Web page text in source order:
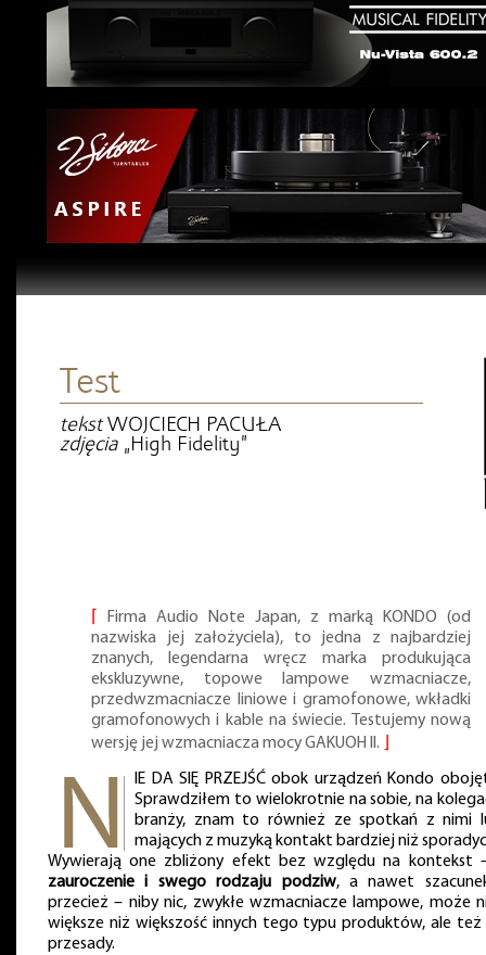
Test
tekstWOJCIECH PACUŁA
zdjęcia „High Fidelity”
Firma Audio Note Japan, z marką KONDO (od
nazwiska jej założyciela), to jedna z najbardziej
znanych, legendarna wręcz marka produkująca
ekskluzywne, topowe lampowe wzmacniacze,
przedwzmacniacze liniowe i gramofonowe, wkładki
gramofonowych i kable na świecie. Testujemy nową
wersję jej wzmacniacza mocy GAKUOH II.
IE DA SIĘ PRZEJŚĆ obok urządzeń Kondo
Sprawdziłem to wielokrotnie na sobie, na
branży, znam to również ze spotkań z nimi
mających z muzyką kontakt bardziej niż
Wywierają one zbliżony efekt bez względu na kontekst
zauroczenie i swego rodzaju podziw, a nawet
przecież – niby nic, zwykłe wzmacniacze lampowe, może
większe niż większość innych tego typu produktów, ale też
przesady.